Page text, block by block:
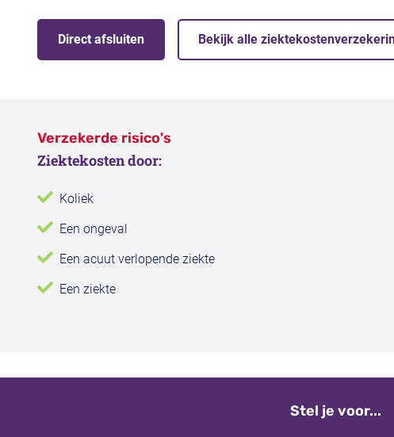
Direct afsluiten Bekijk alle
Verzekerde risico's
Ziektekosten door:
Koliek
Een ongeval
Een acuut verlopende ziekte
Een ziekte
Stel je voor...